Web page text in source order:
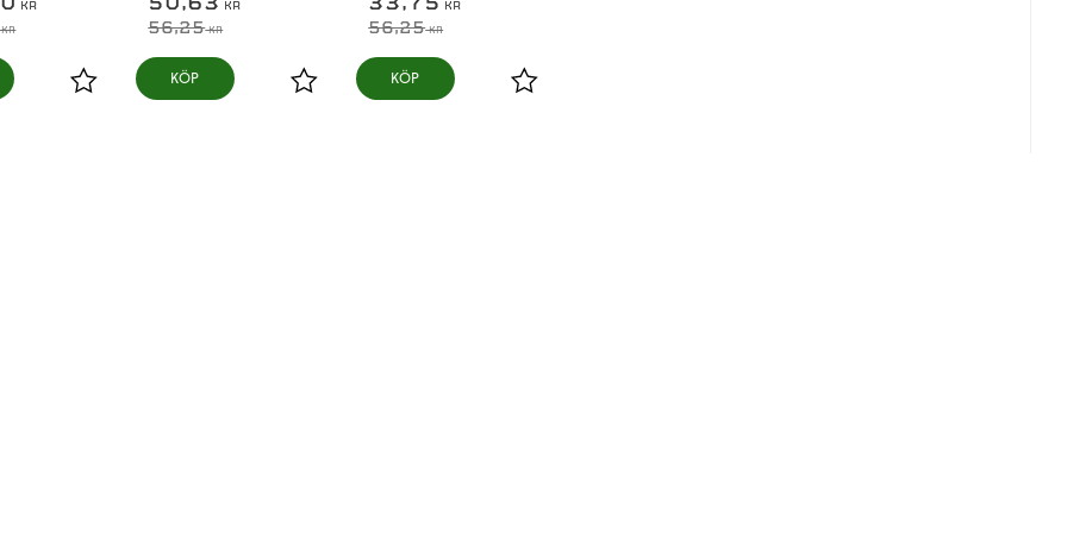
KR
Lägg till i favoriter
KR
56,25KR
Lägg till i favoriter
KÖP
KR
56,25KR
Lägg till i favoriter
KÖP